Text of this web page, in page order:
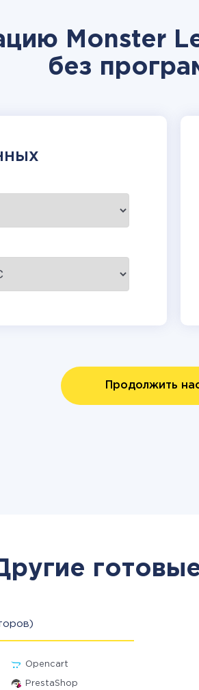
Monster
без
Продолжить
Opencart
PrestaShop